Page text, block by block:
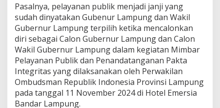
i
a
s
k
a
n
e
l
a
Pasalnya, pelayanan publik menjadi janji yang
sudah dinyatakan Gubenur Lampung dan Wakil
Gubernur Lampung terpilih ketika mencalonkan
diri sebagai Calon Gubernur Lampung dan Calon
Wakil Gubernur Lampung dalam kegiatan Mimbar
Pelayanan Publik dan Penandatanganan Pakta
Integritas yang dilaksanakan oleh Perwakilan
Ombudsman Republik Indonesia Provinsi Lampung
pada tanggal 11 November 2024 di Hotel Emersia
Bandar Lampung.